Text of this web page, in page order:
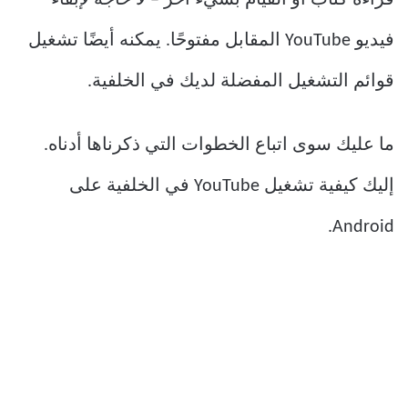
فيديو YouTube المقابل مفتوحًا. يمكنه أيضًا تشغيل
قوائم التشغيل المفضلة لديك في الخلفية.
ما عليك سوى اتباع الخطوات التي ذكرناها أدناه.
إليك كيفية تشغيل YouTube في الخلفية على
Android.